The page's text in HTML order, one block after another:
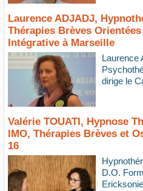
Laurence ADJADJ,
Thérapies Brèves
Intégrative à Marseille
Laurence
dirige le
Valérie TOUATI, Hypnose
IMO, Thérapies Brèves et
16
D.O.